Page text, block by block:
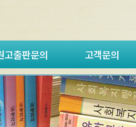
고출판문의 고객문의